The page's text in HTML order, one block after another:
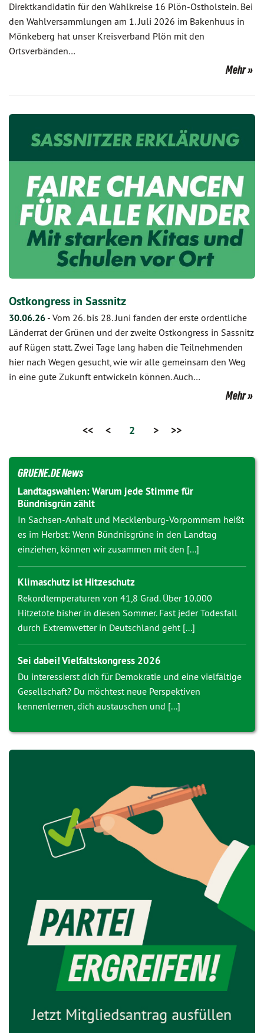
Direktkandidatin für den Wahlkreise 16 Plön-Ostholstein. Bei
den Wahlversammlungen am 1. Juli 2026 im Bakenhuus in
Mönkeberg hat unser Kreisverband Plön mit den
Ortsverbänden…
Mehr
Ostkongress in Sassnitz
30.06.26 - Vom 26. bis 28. Juni fanden der erste ordentliche
Länderrat der Grünen und der zweite Ostkongress in Sassnitz
auf Rügen statt. Zwei Tage lang haben die Teilnehmenden
hier nach Wegen gesucht, wie wir alle gemeinsam den Weg
in eine gute Zukunft entwickeln können. Auch…
Mehr
<< < 2 > >>
GRUENE.DE News
Landtagswahlen: Warum jede Stimme für
Bündnisgrün zählt
In Sachsen-Anhalt und Mecklenburg-Vorpommern heißt
es im Herbst: Wenn Bündnisgrüne in den Landtag
einziehen, können wir zusammen mit den [...]
Klimaschutz ist Hitzeschutz
Rekordtemperaturen von 41,8 Grad. Über 10.000
Hitzetote bisher in diesen Sommer. Fast jeder Todesfall
durch Extremwetter in Deutschland geht [...]
Sei dabei! Vielfaltskongress 2026
Du interessierst dich für Demokratie und eine vielfältige
Gesellschaft? Du möchtest neue Perspektiven
kennenlernen, dich austauschen und [...]